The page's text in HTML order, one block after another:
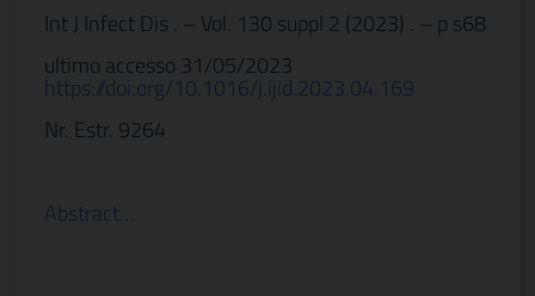
Int J Infect Dis . – Vol. 130 suppl 2 (2023) . – p s68
ultimo accesso 31/05/2023
https://doi.org/10.1016/j.ijid.2023.04.169
Nr. Estr. 9264
Abstract…